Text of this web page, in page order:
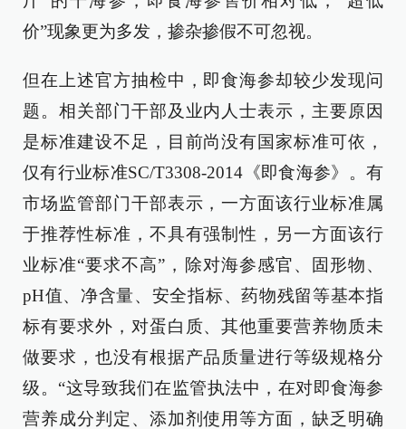
价”现象更为多发，掺杂掺假不可忽视。
但在上述官方抽检中，即食海参却较少发现问
题。相关部门干部及业内人士表示，主要原因
是标准建设不足，目前尚没有国家标准可依，
仅有行业标准SC/T3308-2014《即食海参》。有
市场监管部门干部表示，一方面该行业标准属
于推荐性标准，不具有强制性，另一方面该行
业标准“要求不高”，除对海参感官、固形物、
pH值、净含量、安全指标、药物残留等基本指
标有要求外，对蛋白质、其他重要营养物质未
做要求，也没有根据产品质量进行等级规格分
级。“这导致我们在监管执法中，在对即食海参
营养成分判定、添加剂使用等方面，缺乏明确